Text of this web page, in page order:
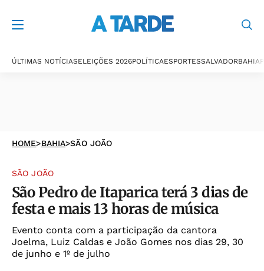
ÚLTIMAS NOTÍCIASELEIÇÕES 2026POLÍTICAESPORTESSALVADORBAHIA
HOME>BAHIA>SÃO JOÃO
SÃO JOÃO
São Pedro de Itaparica terá 3 dias de
festa e mais 13 horas de música
Evento conta com a participação da cantora
Joelma, Luiz Caldas e João Gomes nos dias 29, 30
de junho e 1º de julho